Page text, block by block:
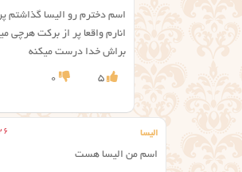
اسم دخترم رو الیسا گذاشتم
انارم واقعا پر از برکت هرچی
براش خدا درست میکنه
5
0
الیسا
اسم من الیسا هست